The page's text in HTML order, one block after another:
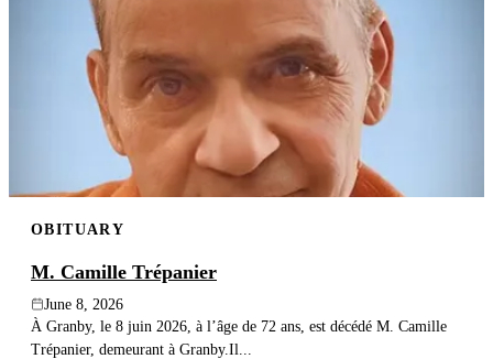
OBITUARY
M. Camille Trépanier
June 8, 2026
À Granby, le 8 juin 2026, à l’âge de 72 ans, est décédé M. Camille
Trépanier, demeurant à Granby.Il...